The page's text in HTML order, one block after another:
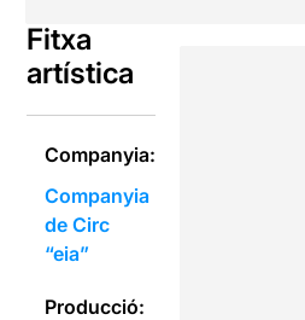
Fitxa
artística
Companyia:
Companyia
de Circ
“eia”
Producció: